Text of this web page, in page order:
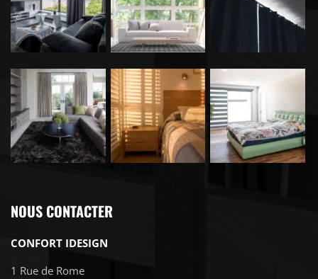
NOUS CONTACTER
CONFORT IDESIGN
1 Rue de Rome